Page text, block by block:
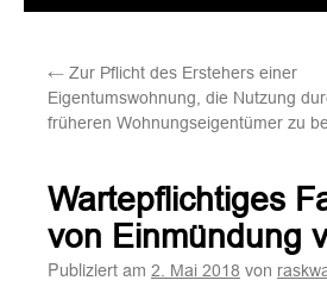
springen
← Zur Pflicht des Erstehers einer
Eigentumswohnung, die Nutzung
früheren Wohnungseigentümer zu
Wartepflichtiges
von Einmündung
Publiziert am 2. Mai 2018 von